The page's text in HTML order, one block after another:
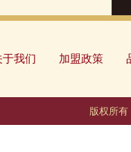
于我们 加盟政策
版权所